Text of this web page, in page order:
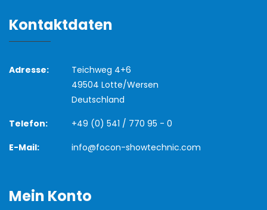
Kontaktdaten
Adresse:
Teichweg 4+6
49504 Lotte/Wersen
Deutschland
Telefon:
+49 (0) 541 / 770 95 - 0
E-Mail:
info@focon-showtechnic.com
Mein Konto